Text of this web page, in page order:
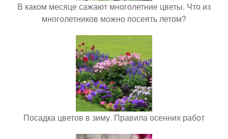
В каком месяце сажают многолетние цветы. Что из
многолетников можно посеять летом?
Посадка цветов в зиму. Правила осенних работ